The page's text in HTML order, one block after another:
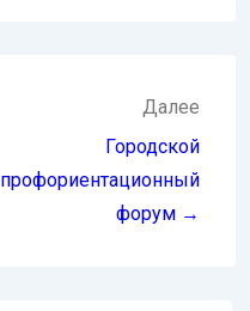
Далее
Городской
профориентационный
форум →